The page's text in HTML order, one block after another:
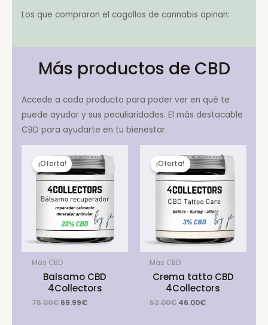
Los que compraron el cogollos de cannabis opinan:
Más productos de CBD
Accede a cada producto para poder ver en qué te
puede ayudar y sus peculiaridades. El más destacable
CBD para ayudarte en tu bienestar.
¡Oferta!
Más CBD
Balsamo CBD
4Collectors
75.00€ Original
69.99€Current
¡Oferta!
Más CBD
Crema tatto CBD
4Collectors
52.00€ Original
46.00€Current